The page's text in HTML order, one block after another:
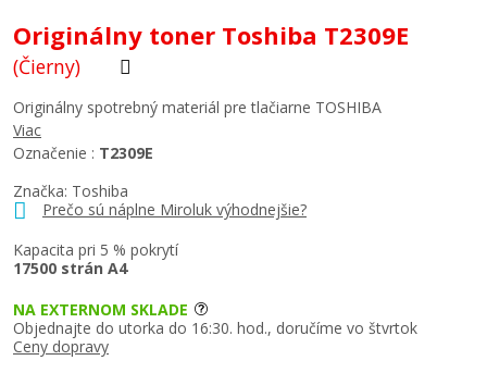
Originálny toner Toshiba T2309E
(Čierny)
Značka: Toshiba
Prečo sú náplne Miroluk výhodnejšie?
Kapacita pri 5 % pokrytí
17500 strán A4
Originálny spotrebný materiál pre tlačiarne TOSHIBA
Viac
Označenie : T2309E
NA EXTERNOM SKLADE
Objednajte do utorka do 16:30. hod., doručíme vo štvrtok
Ceny dopravy